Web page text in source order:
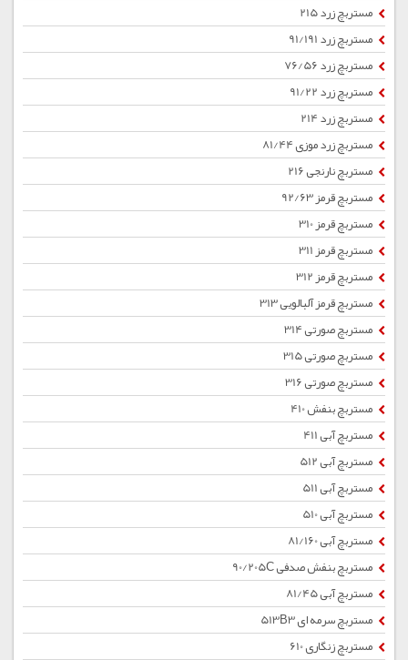
مستربچ زرد 215
مستربچ زرد 91/191
مستربچ زرد 76/56
مستربچ زرد 91/22
مستربچ زرد 214
مستربچ زرد موزی 81/44
مستربچ نارنجی 216
مستربچ قرمز 92/63
مستربچ قرمز 310
مستربچ قرمز 311
مستربچ قرمز 312
مستربچ قرمز آلبالویی 313
مستربچ صورتی 314
مستربچ صورتی 315
مستربچ صورتی 316
مستربچ بنفش 410
مستربچ آبی 411
مستربچ آبی 512
مستربچ آبی 511
مستربچ آبی 510
مستربچ آبی 81/160
مستربچ بنفش صدفی 90/205C
مستربچ آبی 81/45
مستربچ سرمه ای 513B3
مستربچ زنگاری 610